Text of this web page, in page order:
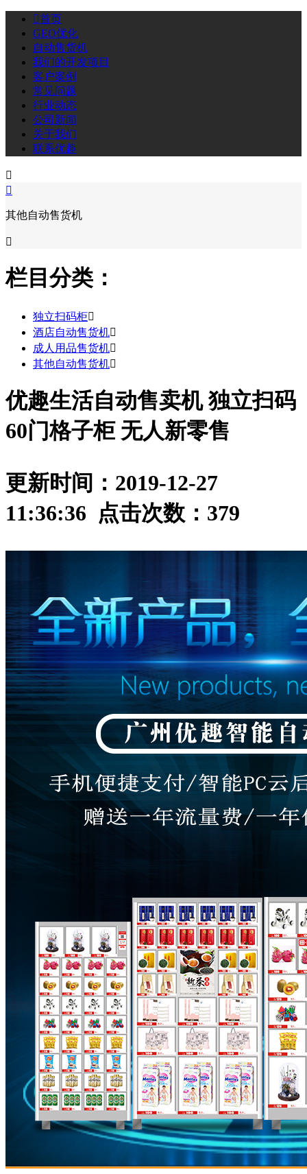
首页
GEO优化
自动售货机
我们的开发项目
客户案例
常见问题
行业动态
公司新闻
关于我们
联系优趣


其他自动售货机

栏目分类：
独立扫码柜
酒店自动售货机
成人用品售货机
其他自动售货机
优趣生活自动售卖机 独立扫码
60门格子柜 无人新零售
更新时间：2019-12-27
11:36:36 点击次数： 379